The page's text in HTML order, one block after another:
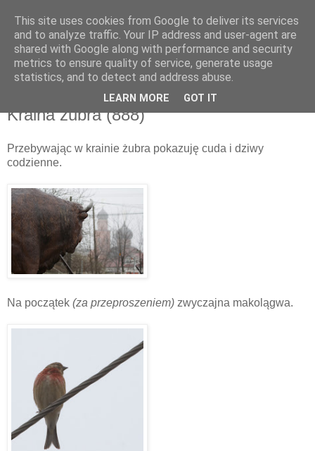
czwartek, 19 kwietnia 2012
Kraina żubra (888)
Przebywając w krainie żubra pokazuję cuda i dziwy
codzienne.
Na początek (za przeproszeniem) zwyczajna makolągwa.
This site uses cookies from Google to deliver its services
and to analyze traffic. Your IP address and user-agent are
shared with Google along with performance and security
metrics to ensure quality of service, generate usage
statistics, and to detect and address abuse.
LEARN MORE GOT IT